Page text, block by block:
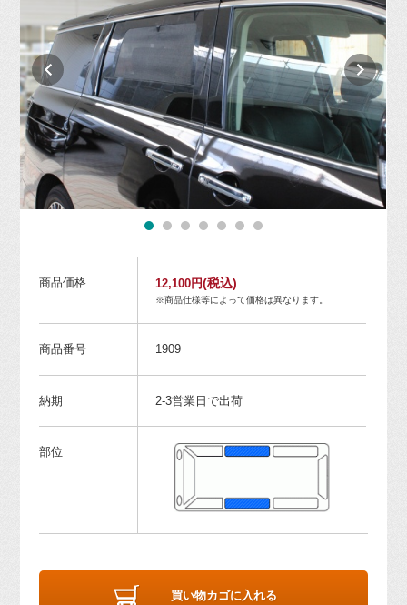
商品価格 12,100円(税込)
※商品仕様等によって価格は異なります。
商品番号 1909
納期 2-3営業日で出荷
部位
買い物カゴに入れる